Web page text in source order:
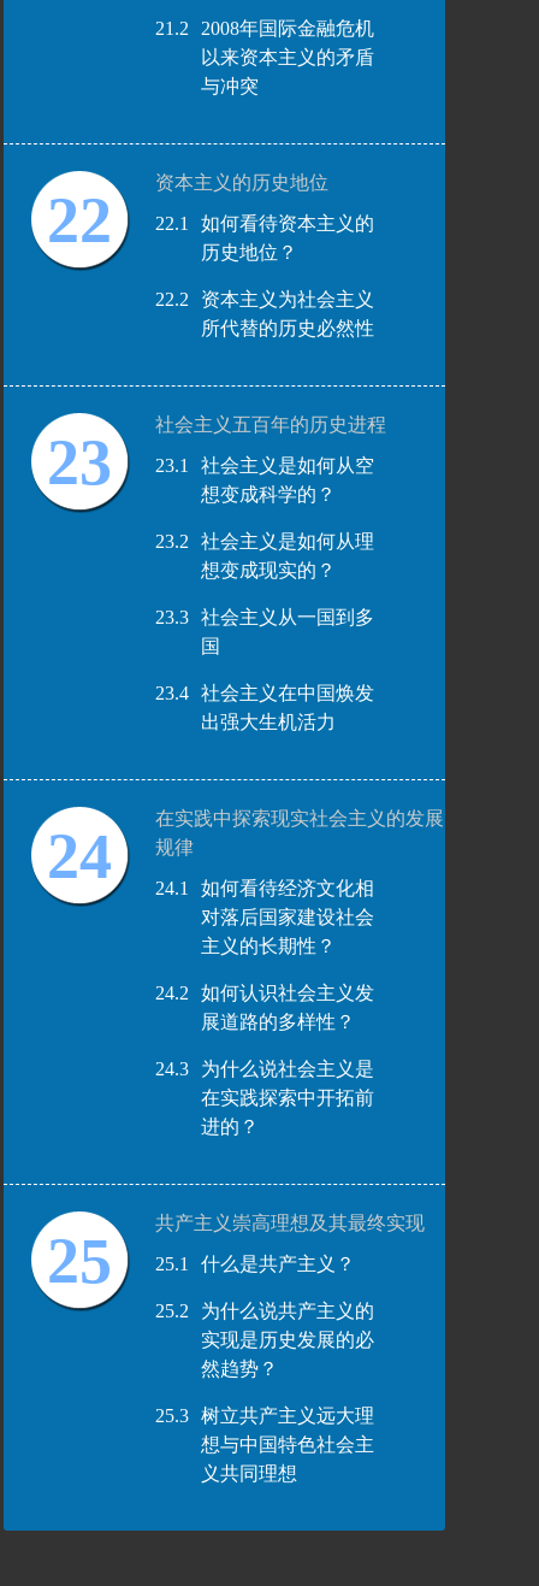
21.2
2008年国际金融危机
以来资本主义的矛盾
与冲突
22
资本主义的历史地位
22.1
如何看待资本主义的
历史地位？
22.2
资本主义为社会主义
所代替的历史必然性
23
社会主义五百年的历史进程
23.1
社会主义是如何从空
想变成科学的？
23.2
社会主义是如何从理
想变成现实的？
23.3
社会主义从一国到多
国
23.4
社会主义在中国焕发
出强大生机活力
24
在实践中探索现实社会主义的发展
规律
24.1
如何看待经济文化相
对落后国家建设社会
主义的长期性？
24.2
如何认识社会主义发
展道路的多样性？
24.3
为什么说社会主义是
在实践探索中开拓前
进的？
25
共产主义崇高理想及其最终实现
25.1
什么是共产主义？
25.2
为什么说共产主义的
实现是历史发展的必
然趋势？
25.3
树立共产主义远大理
想与中国特色社会主
义共同理想